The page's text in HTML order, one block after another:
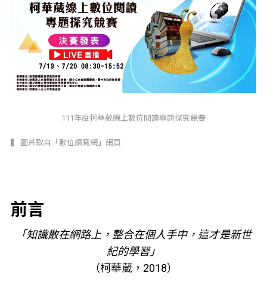
111年度柯華葳線上數位閱讀專題探究競賽
▍ 圖片取自「數位讀寫網」網頁
前言
「知識散在網路上，整合在個人手中，這才是新世
紀的學習」
（柯華葳，2018）